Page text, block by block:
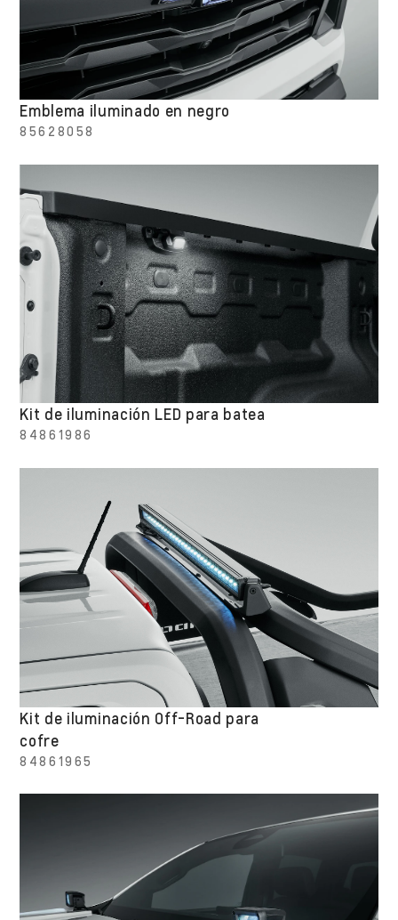
Emblema iluminado en negro
85628058
Kit de iluminación LED para batea
84861986
Kit de iluminación Off-Road para
cofre
84861965